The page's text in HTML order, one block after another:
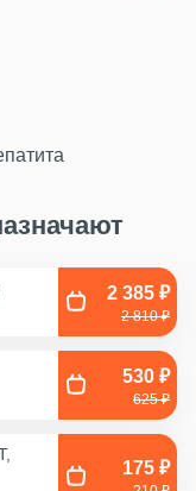
2 385 ₽
2 810 ₽
530 ₽
625 ₽
175 ₽